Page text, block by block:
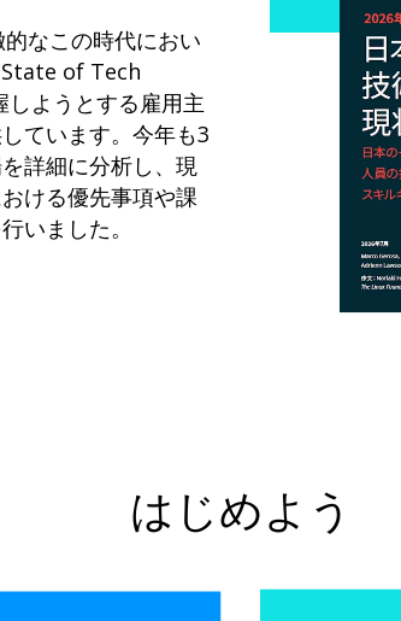
なこの時代におい
of Tech
ようとする雇用主
ています。今年も3
詳細に分析し、現
ける優先事項や課
いました。
はじめよう